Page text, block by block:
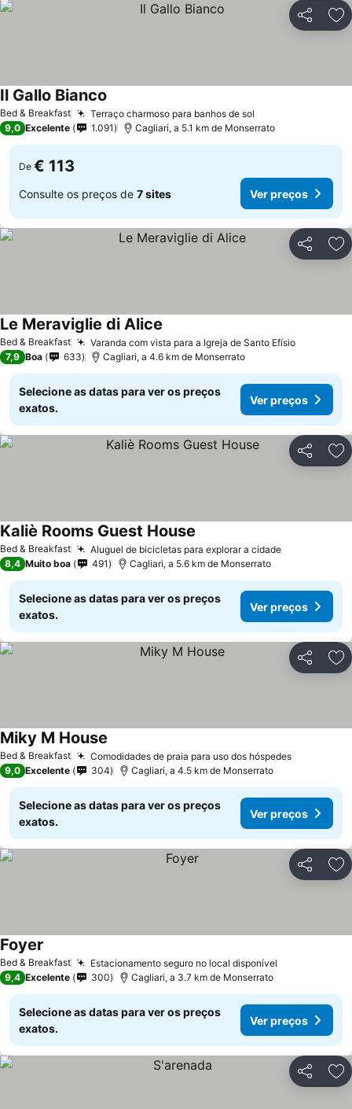
Partilhar
Bed & Breakfast Terraço charmoso para banhos de sol
Il Gallo Bianco
9,0 Excelente 1.091 Cagliari, a 5.1 km de Monserrato
De € 113
Consulte os preços de 7 sites Ver preços
Partilhar
Bed & Breakfast Varanda com vista para a Igreja de Santo Efísio
Le Meraviglie di Alice
7,9 Boa 633 Cagliari, a 4.6 km de Monserrato
Selecione as datas para ver os preços
exatos.
Ver preços
Partilhar
Bed & Breakfast Aluguel de bicicletas para explorar a cidade
Kaliè Rooms Guest House
8,4 Muito boa 491 Cagliari, a 5.6 km de Monserrato
Selecione as datas para ver os preços
exatos.
Ver preços
Partilhar
Bed & Breakfast Comodidades de praia para uso dos hóspedes
Miky M House
9,0 Excelente 304 Cagliari, a 4.5 km de Monserrato
Selecione as datas para ver os preços
exatos.
Ver preços
Partilhar
Bed & Breakfast Estacionamento seguro no local disponível
Foyer
9,4 Excelente 300 Cagliari, a 3.7 km de Monserrato
Selecione as datas para ver os preços
exatos.
Ver preços
Partilhar